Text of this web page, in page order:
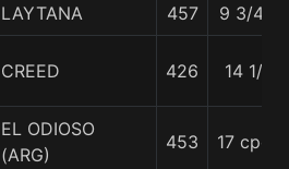
LAYTANA 457 9 3/4 c
CREED 426 14 1/2
EL ODIOSO
(ARG)
453 17 cpos